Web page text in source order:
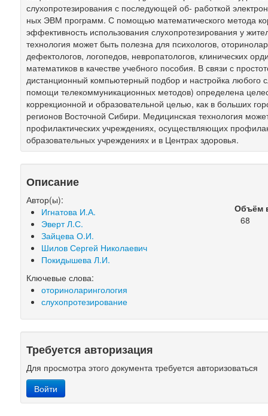
слухопротезирования с последующей об- работкой
ных ЭВМ программ. С помощью математического метода
эффективность использования слухопротезирования у
технология может быть полезна для психологов,
дефектологов, логопедов, невропатологов, клинических
математиков в качестве учебного пособия. В связи с
дистанционный компьютерный подбор и настройка любого
помощи телекоммуникационных методов) определена
коррекционной и образовательной целью, как в больших
регионов Восточной Сибири. Медицинская технология
профилактических учреждениях, осуществляющих
образовательных учреждениях и в Центрах здоровья.
Описание
Автор(ы):
Игнатова И.А.
Эверт Л.С.
Зайцева О.И.
Шилов Сергей Николаевич
Покидышева Л.И.
Ключевые слова:
оториноларингология
слухопротезирование
Объём
68
Требуется авторизация
Для просмотра этого документа требуется авторизоваться
Войти